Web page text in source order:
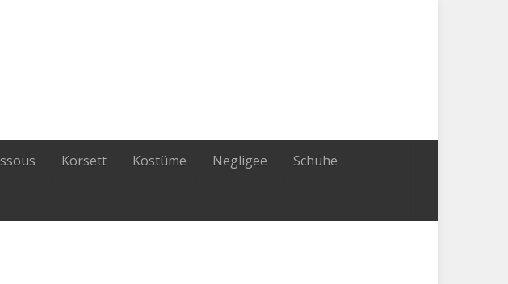
Korsett Kostüme Negligee Schuhe